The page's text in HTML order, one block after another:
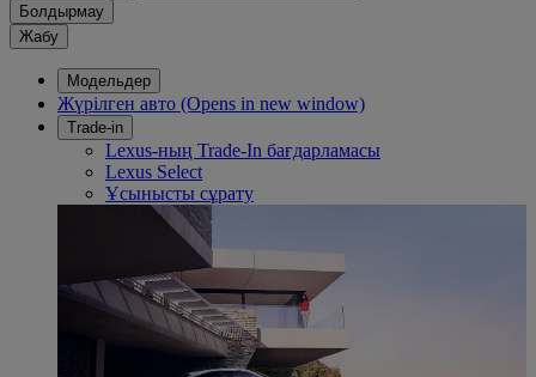
Болдырмау
Жабу
Модельдер
Жүрілген авто (Opens in new window)
Trade-in
Lexus-ның Trade-In бағдарламасы
Lexus Select
Ұсынысты сұрату